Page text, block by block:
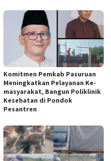
Komitmen Pemkab Pasuruan
Meningkatkan Pelayanan Ke-
masyarakat, Bangun Poliklinik
Kesehatan di Pondok
Pesantren